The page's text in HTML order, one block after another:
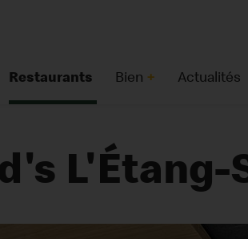
Restaurants Bien + Actualités
L'Étang-